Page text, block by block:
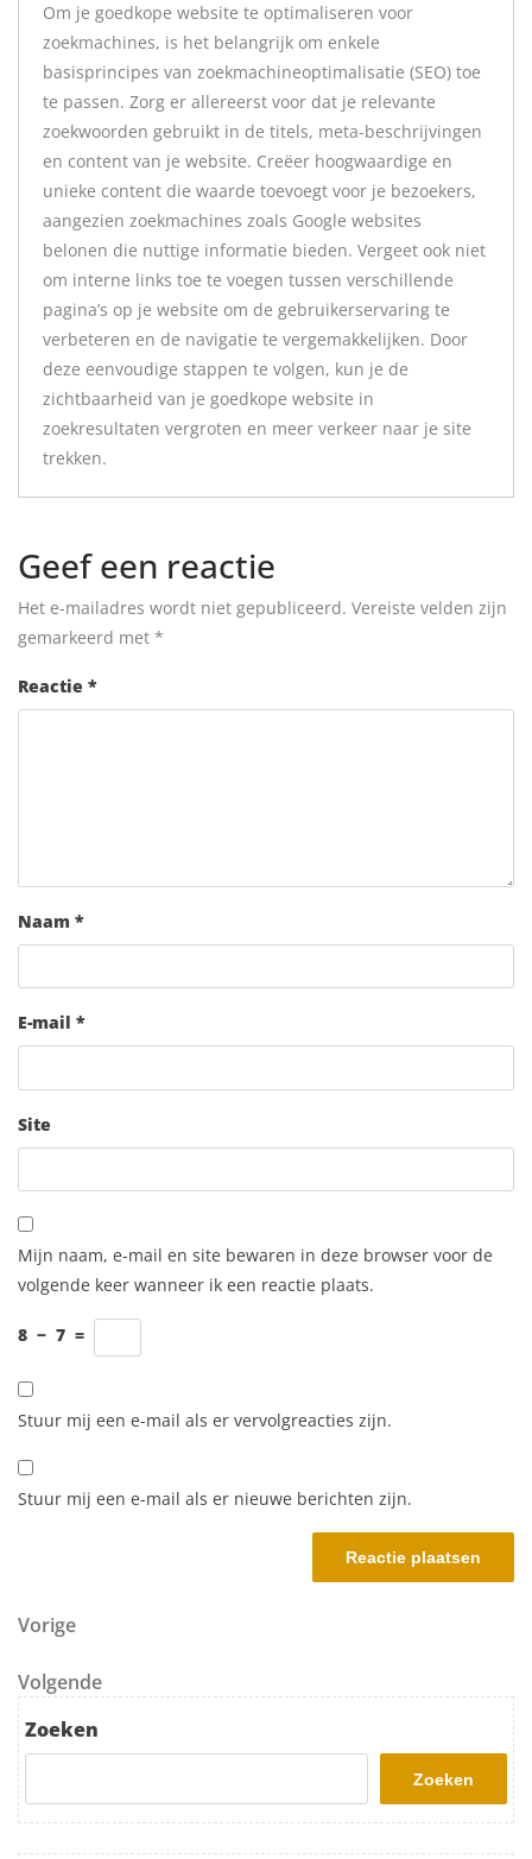
Om je goedkope website te optimaliseren voor
zoekmachines, is het belangrijk om enkele
basisprincipes van zoekmachineoptimalisatie (SEO) toe
te passen. Zorg er allereerst voor dat je relevante
zoekwoorden gebruikt in de titels, meta-beschrijvingen
en content van je website. Creëer hoogwaardige en
unieke content die waarde toevoegt voor je bezoekers,
aangezien zoekmachines zoals Google websites
belonen die nuttige informatie bieden. Vergeet ook niet
om interne links toe te voegen tussen verschillende
pagina’s op je website om de gebruikerservaring te
verbeteren en de navigatie te vergemakkelijken. Door
deze eenvoudige stappen te volgen, kun je de
zichtbaarheid van je goedkope website in
zoekresultaten vergroten en meer verkeer naar je site
trekken.
Geef een reactie
Het e-mailadres wordt niet gepubliceerd. Vereiste velden zijn
gemarkeerd met *
Reactie *
Naam *
E-mail *
Site
Mijn naam, e-mail en site bewaren in deze browser voor de
volgende keer wanneer ik een reactie plaats.
8 − 7 =
Stuur mij een e-mail als er vervolgreacties zijn.
Stuur mij een e-mail als er nieuwe berichten zijn.
Berichtnavigatie
Vorig bericht
Vorige
Volgend bericht
Volgende
Zoeken
Zoeken